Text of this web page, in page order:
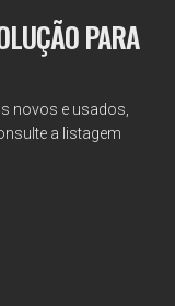
PARA
novos e usados,
a listagem